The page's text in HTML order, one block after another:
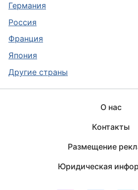
Германия
Россия
Франция
Япония
Другие страны
О нас
Контакты
Размещение
Юридическая